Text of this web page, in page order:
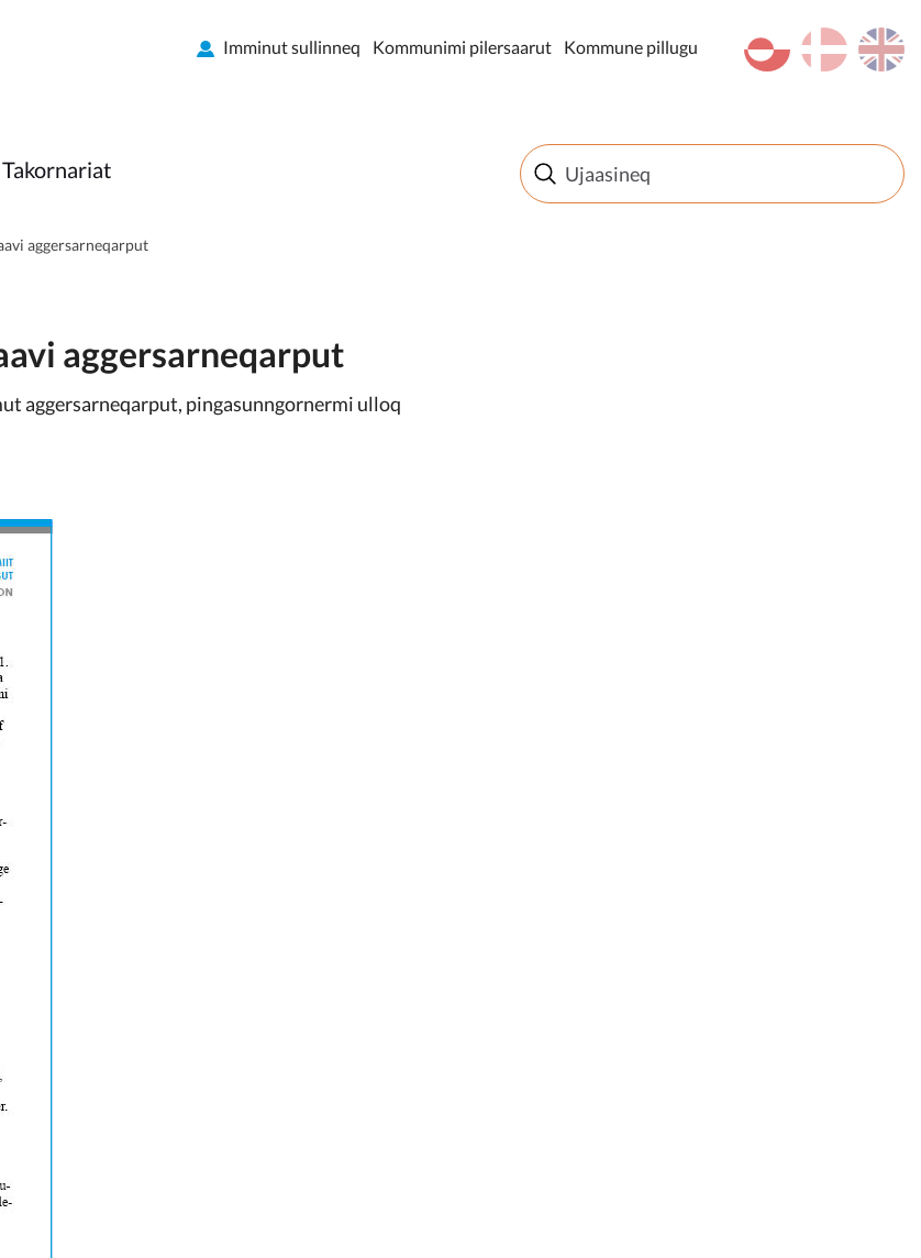
en
da
kl-GL
Imminut sullinneq Kommunimi pilersaarut Kommune pillugu
Takornariat
aggersarneqarput
aggersarneqarput
aggersarneqarput, pingasunngornermi ulloq